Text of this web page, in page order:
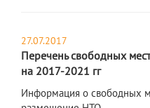
27.07.2017
Перечень свободных
на 2017-2021 гг
Информация о свободных